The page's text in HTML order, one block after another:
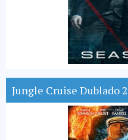
Jungle Cruise Dublado